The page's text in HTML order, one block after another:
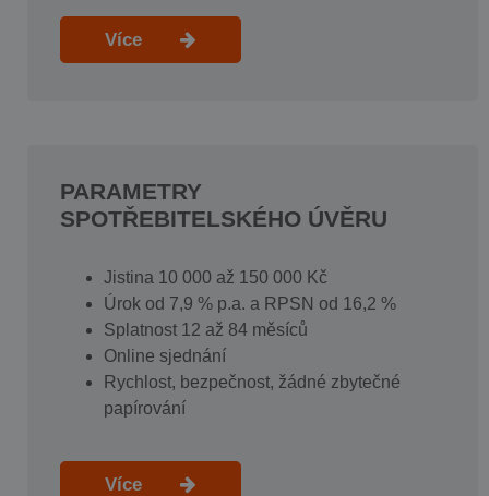
Více
PARAMETRY
SPOTŘEBITELSKÉHO ÚVĚRU
Jistina 10 000 až 150 000 Kč
Úrok od 7,9 % p.a. a RPSN od 16,2 %
Splatnost 12 až 84 měsíců
Online sjednání
Rychlost, bezpečnost, žádné zbytečné
papírování
Více